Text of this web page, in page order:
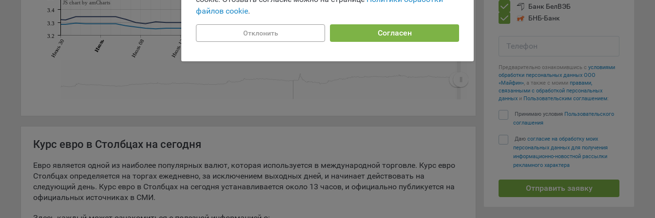
файлов cookie.
Согласен
Отклонить
Общество может использовать файлы cookie для рекламирования услуг
пользователям сайта «bankibel.by» на сторонних веб-сайтах. Например, если
рекламу Общества на некоторых сторонних веб-сайтах.
Общества. С помощью данной процедуры Общество также регулирует и
страниц.
Помимо настроек файлов cookie на сайте субъекты персональных данных
Июнь 30 Июль Июль 08 Июль 12 Июль 16 Июль 20 Июль 24 Июль 28 Авг Авг 05
3.2
3.3
3.4
JS chart by amCharts
Курс евро в Столбцах на сегодня
Евро является одной из наиболее популярных валют, которая используется в международной торговле. Курс евро
Столбцах определяется на торгах ежедневно, за исключением выходных дней, и начинает действовать на
следующий день. Курс евро в Столбцах на сегодня устанавливается около 13 часов, и официально публикуется на
официальных источниках в СМИ.
Банк БелВЭБ
БНБ-Банк
Телефон
Предварительно ознакомившись с условиями
обработки персональных данных ООО
«Майфин», а также с моими правами,
связанными с обработкой персональных
данных и Пользовательским соглашением:
Принимаю условия Пользовательского
соглашения
Даю согласие на обработку моих
персональных данных для получения
информационно-новостной рассылки
рекламного характера
Отправить заявку